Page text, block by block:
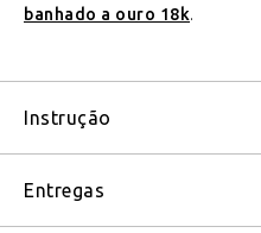
banhado a ouro 18k.
Instrução
Entregas